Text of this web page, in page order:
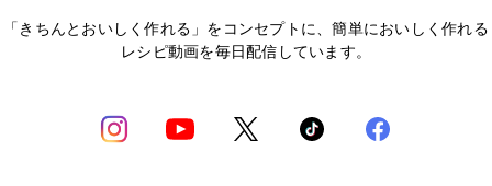
「きちんとおいしく作れる」をコンセプトに、簡単においしく作れる
レシピ動画を毎日配信しています。